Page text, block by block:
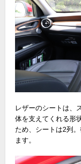
レザーのシートは、
体を支えてくれる形
ため、シートは2列
ます。